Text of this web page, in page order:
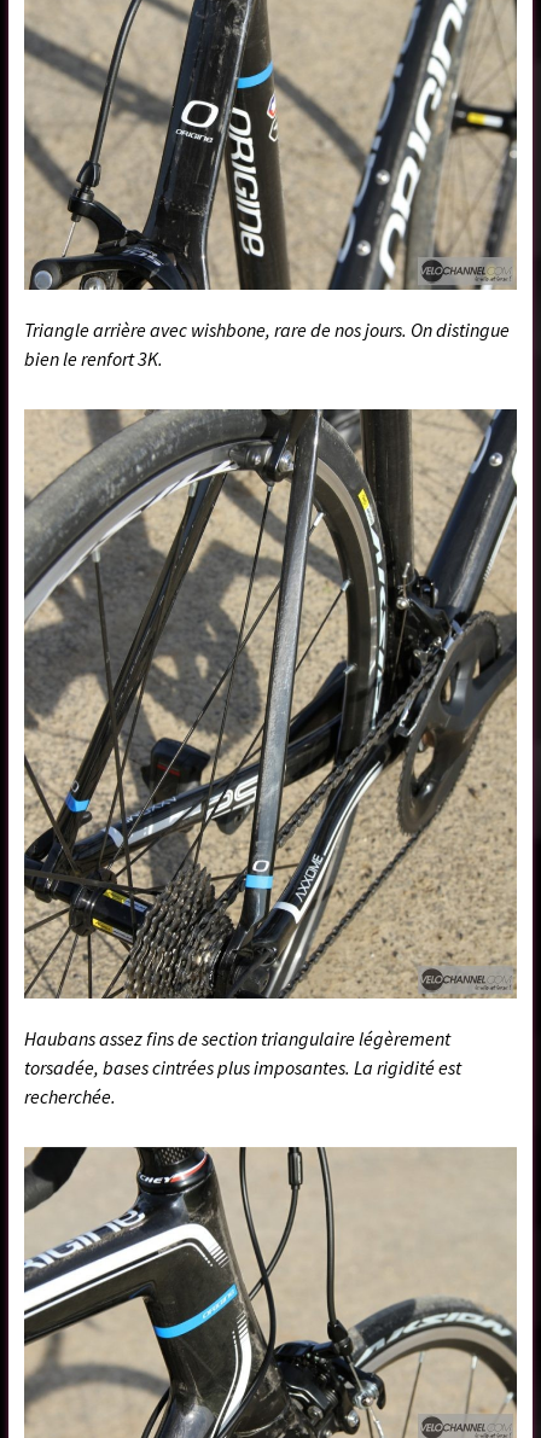
Triangle arrière avec wishbone, rare de nos jours. On distingue
bien le renfort 3K.
Haubans assez fins de section triangulaire légèrement
torsadée, bases cintrées plus imposantes. La rigidité est
recherchée.